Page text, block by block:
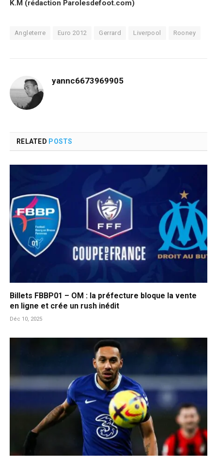
K.M (rédaction Parolesdefoot.com)
Angleterre Euro 2012 Gerrard Liverpool Rooney
yannc6673969905
RELATED POSTS
Billets FBBP01 – OM : la préfecture bloque la vente
en ligne et crée un rush inédit
Déc 10, 2025